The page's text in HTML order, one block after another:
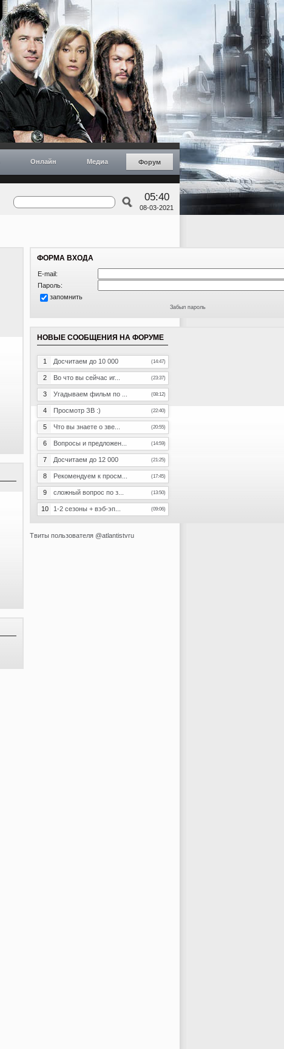
Онлайн Медиа Форум
05:40
08-03-2021
ФОРМА ВХОДА
E-mail:
Пароль:
запомнить
Забыл пароль
НОВЫЕ СООБЩЕНИЯ НА ФОРУМЕ
1 Досчитаем до 10 000 (14:47)
2 Во что вы сейчас иг... (23:37)
3 Угадываем фильм по ... (08:12)
4 Просмотр ЗВ :) (22:40)
5 Что вы знаете о зве... (20:55)
6 Вопросы и предложен... (14:59)
7 Досчитаем до 12 000 (21:25)
8 Рекомендуем к просм... (17:45)
9 сложный вопрос по з... (13:50)
10 1-2 сезоны + вэб-эп... (09:06)
Твиты пользователя @atlantistvru